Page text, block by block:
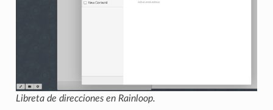
Libreta de direcciones en Rainloop.